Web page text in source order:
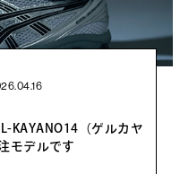
KAYANO14（ゲルカヤ
モデルです